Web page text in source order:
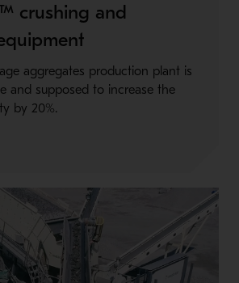
crushing and
aggregates production plant is
and supposed to increase the
by 20%.